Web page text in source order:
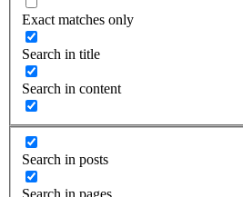
Exact matches only
Search in title
Search in content
Search in posts
Search in pages